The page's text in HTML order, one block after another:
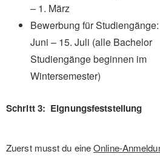
– 1. März
Bewerbung für
Juni – 15. Juli (alle Bachelor
Studiengänge beginnen im
Wintersemester)
Schritt 3: Eignungsfeststellung
Zuerst musst du eineOnline-